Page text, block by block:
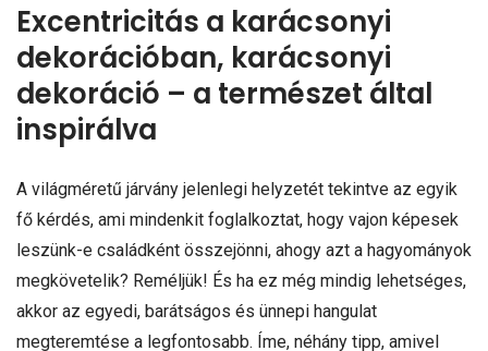
Excentricitás a karácsonyi
dekorációban, karácsonyi
dekoráció – a természet által
inspirálva
A világméretű járvány jelenlegi helyzetét tekintve az egyik
fő kérdés, ami mindenkit foglalkoztat, hogy vajon képesek
leszünk-e családként összejönni, ahogy azt a hagyományok
megkövetelik? Reméljük! És ha ez még mindig lehetséges,
akkor az egyedi, barátságos és ünnepi hangulat
megteremtése a legfontosabb. Íme, néhány tipp, amivel